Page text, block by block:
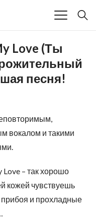
Love (Ты
песня!
вокалом и такими
Love – так хорошо
кожей чувствуешь
и прохладные